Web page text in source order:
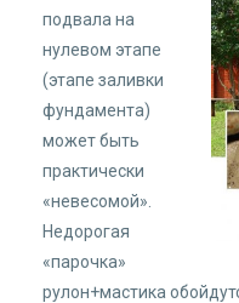
подвала на
нулевом этапе
(этапе заливки
фундамента)
может быть
практически
«невесомой».
Недорогая
«парочка»
рулон+мастика